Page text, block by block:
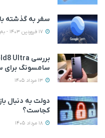
سفر به گذشته با Google Earth
سامسونگ برای سال
دولت به دنبال
کجاست؟